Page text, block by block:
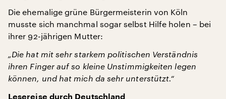
Die ehemalige grüne Bürgermeisterin von Köln
musste sich manchmal sogar selbst Hilfe holen – bei
ihrer 92-jährigen Mutter:
„Die hat mit sehr starkem politischen Verständnis
ihren Finger auf so kleine Unstimmigkeiten legen
können, und hat mich da sehr unterstützt.“
Lesereise durch Deutschland